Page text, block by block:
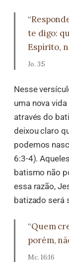
te digo:
Espírito,
Jo. 3:5
Nesse
uma nova
através do
deixou claro
podemos
6:3-4).
batismo não
essa razão,
batizado será
“Quem
porém,
Mc. 16:16